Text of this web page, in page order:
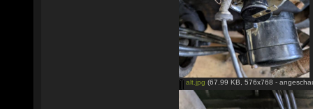
alt.jpg (67.99 KB, 576x768 -